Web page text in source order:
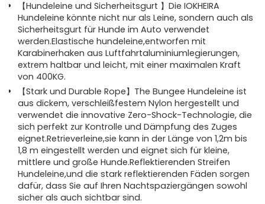
【Hundeleine und Sicherheitsgurt 】Die IOKHEIRA
Hundeleine könnte nicht nur als Leine, sondern auch als
Sicherheitsgurt für Hunde im Auto verwendet
werden.Elastische hundeleine,entworfen mit
Karabinerhaken aus Luftfahrtaluminiumlegierungen,
extrem haltbar und leicht, mit einer maximalen Kraft
von 400KG.
【Stark und Durable Rope】The Bungee Hundeleine ist
aus dickem, verschleißfestem Nylon hergestellt und
verwendet die innovative Zero-Shock-Technologie, die
sich perfekt zur Kontrolle und Dämpfung des Zuges
eignet.Retrieverleine,sie kann in der Länge von 1,2m bis
1,8 m eingestellt werden und eignet sich für kleine,
mittlere und große Hunde.Reflektierenden Streifen
Hundeleine,und die stark reflektierenden Fäden sorgen
dafür, dass Sie auf Ihren Nachtspaziergängen sowohl
sicher als auch sichtbar sind.